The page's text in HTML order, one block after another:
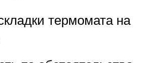
термомата на